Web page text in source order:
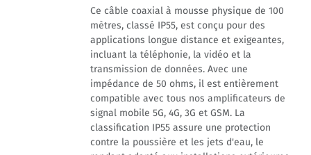
Ce câble coaxial à mousse physique de 100
mètres, classé IP55, est conçu pour des
applications longue distance et exigeantes,
incluant la téléphonie, la vidéo et la
transmission de données. Avec une
impédance de 50 ohms, il est entièrement
compatible avec tous nos amplificateurs de
signal mobile 5G, 4G, 3G et GSM. La
classification IP55 assure une protection
contre la poussière et les jets d'eau, le